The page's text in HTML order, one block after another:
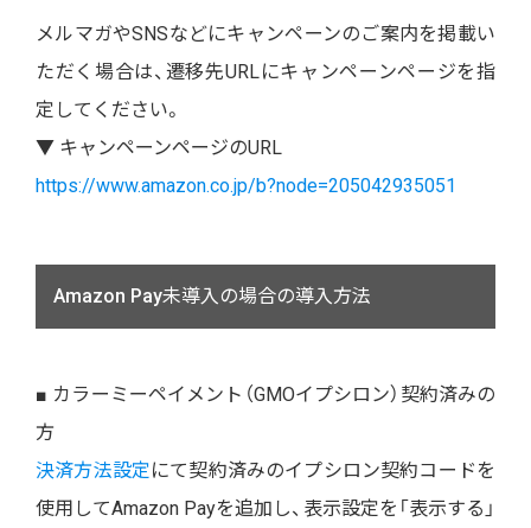
メルマガやSNSなどにキャンペーンのご案内を掲載い
ただく場合は、遷移先URLにキャンペーンページを指
定してください。
▼ キャンペーンページのURL
https://www.amazon.co.jp/b?node=205042935051
Amazon Pay未導入の場合の導入方法
■ カラーミーペイメント（GMOイプシロン）契約済みの
方
決済方法設定にて契約済みのイプシロン契約コードを
使用してAmazon Payを追加し、表示設定を「表示する」